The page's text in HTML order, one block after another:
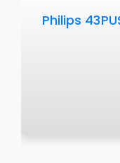
Philips